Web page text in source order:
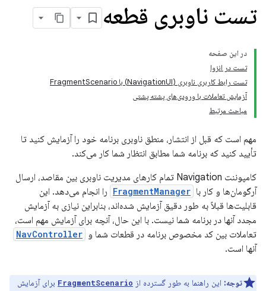
تست ناوبری قطعه
در این صفحه
تست در انزوا
تست رابط کاربری ناوبری (NavigationUI) با FragmentScenario
آزمایش تعاملات با ورودی‌های پشته پشتی
مباحث مرتبط
مهم است که قبل از انتشار، منطق ناوبری برنامه خود را آزمایش کنید تا
تأیید کنید که برنامه شما مطابق انتظار شما کار می‌کند.
کامپوننت Navigation تمام کارهای مدیریت ناوبری بین مقاصد، ارسال
آرگومان‌ها و کار با FragmentManager را انجام می‌دهد. این
قابلیت‌ها قبلاً به طور دقیق آزمایش شده‌اند، بنابراین نیازی به آزمایش
مجدد آنها در برنامه شما نیست. با این حال، آنچه برای آزمایش مهم است،
تعاملات بین کد مخصوص برنامه در قطعات شما و NavController
آنها است.
توجه: این راهنما به طور گسترده از FragmentScenario برای آزمایش